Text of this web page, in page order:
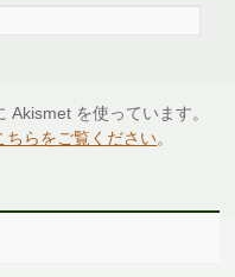
Akismet を使っています。
ちらをご覧ください。